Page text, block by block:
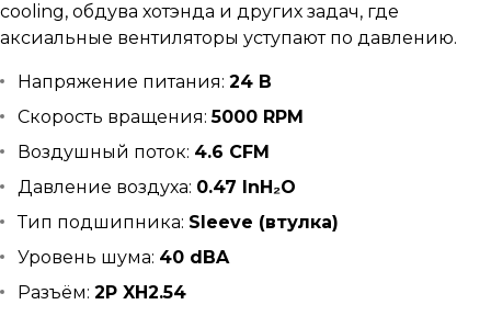
cooling, обдува хотэнда и других задач, где
аксиальные вентиляторы уступают по давлению.
Напряжение питания: 24 В
Скорость вращения:5000 RPM
Воздушный поток: 4.6 CFM
Давление воздуха: 0.47 InH₂O
Тип подшипника: Sleeve (втулка)
Уровень шума: 40 dBA
Разъём: 2P XH2.54